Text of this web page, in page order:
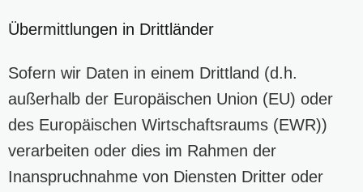
Übermittlungen in Drittländer
Sofern wir Daten in einem Drittland (d.h.
außerhalb der Europäischen Union (EU) oder
des Europäischen Wirtschaftsraums (EWR))
verarbeiten oder dies im Rahmen der
Inanspruchnahme von Diensten Dritter oder